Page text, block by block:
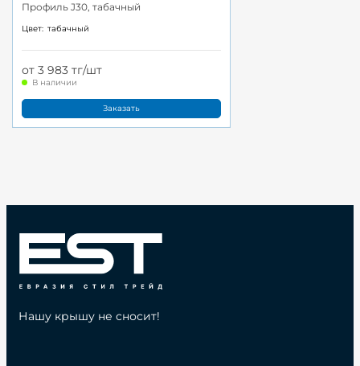
Профиль J30, табачный
Цвет: табачный
от 3 983 тг/шт
В наличии
Заказать
Нашу крышу не сносит!